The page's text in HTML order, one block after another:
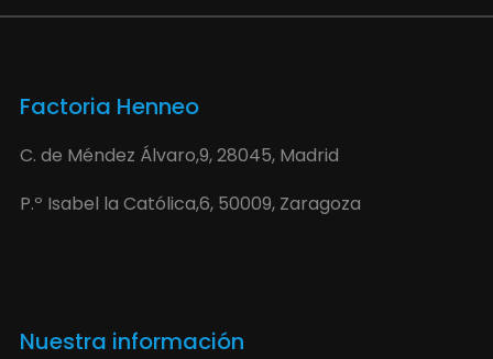
Factoria Henneo
C. de Méndez Álvaro,9, 28045, Madrid
P.º Isabel la Católica,6, 50009, Zaragoza
Nuestra información